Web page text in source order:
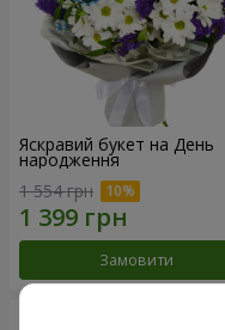
Яскравий букет на День
народження
1 554 грн
Замовити